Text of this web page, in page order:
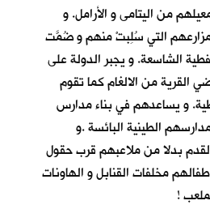
من اليتامى و الأرامل. و
التي سُلِبتْ منهم و ضُمَّت
الشاسعة. و يجبر الدولة على
القرية من الالغام كما تقوم
و يساعدهم في بناء مدارس
الطينية البائسة .و
بدلا من ملاعبهم قرب حقول
مخلفات القنابل و الهاونات
!